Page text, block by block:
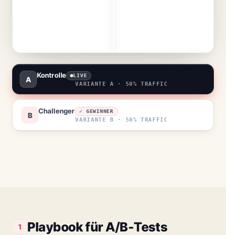
A Kontrolle LIVE
VARIANTE A · 50% TRAFFIC
B Challenger ✓ GEWINNER
VARIANTE B · 50% TRAFFIC
1 Playbook für A/B-Tests